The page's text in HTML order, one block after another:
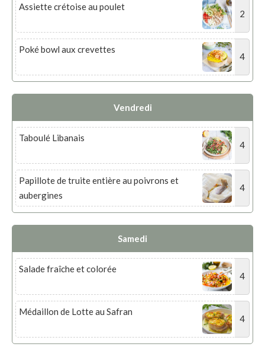
Assiette crétoise au poulet
2
Poké bowl aux crevettes
4
Vendredi
Taboulé Libanais
4
Papillote de truite entière au poivrons et
aubergines
4
Samedi
Salade fraîche et colorée
4
Médaillon de Lotte au Safran
4